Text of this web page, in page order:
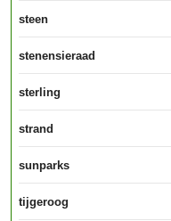
steen
stenensieraad
sterling
strand
sunparks
tijgeroog